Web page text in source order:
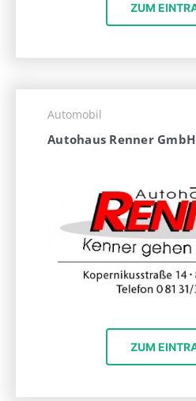
ZUM
Automobil
Autohaus Renner GmbH
ZUM